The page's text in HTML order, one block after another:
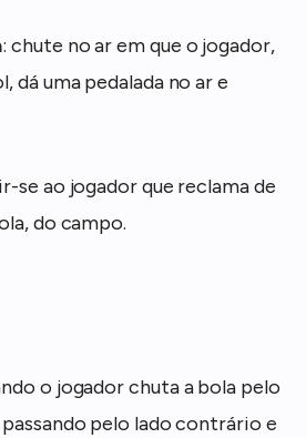
: chute no ar em que o jogador,
dá uma pedalada no ar e
se ao jogador que reclama de
do campo.
o jogador chuta a bola pelo
pelo lado contrário e